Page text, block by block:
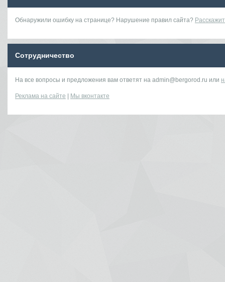
Обнаружили ошибку на странице? Нарушение правил сайта?
Сотрудничество
На все вопросы и предложения вам ответят на admin@bergorod.ru или
Реклама на сайте | Мы вконтакте